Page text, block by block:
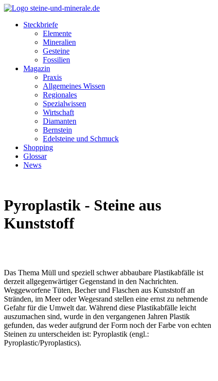
Steckbriefe
Elemente
Mineralien
Gesteine
Fossilien
Magazin
Praxis
Allgemeines Wissen
Regionales
Spezialwissen
Wirtschaft
Diamanten
Bernstein
Edelsteine und Schmuck
Shopping
Glossar
News
Pyroplastik - Steine aus
Kunststoff
Das Thema Müll und speziell schwer abbaubare Plastikabfälle ist
derzeit allgegenwärtiger Gegenstand in den Nachrichten.
Weggeworfene Tüten, Becher und Flaschen aus Kunststoff an
Stränden, im Meer oder Wegesrand stellen eine ernst zu nehmende
Gefahr für die Umwelt dar. Während diese Plastikabfälle leicht
auszumachen sind, wurde in den vergangenen Jahren Plastik
gefunden, das weder aufgrund der Form noch der Farbe von echten
Steinen zu unterscheiden ist: Pyroplastik (engl.:
Pyroplastic/Pyroplastics).